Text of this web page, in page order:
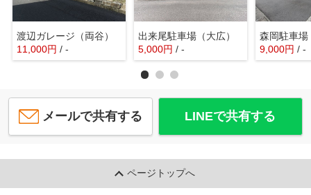
渡辺ガレージ（両谷）
11,000円 / -
出来尾駐車場（大広）
5,000円 / -
森岡駐車場
9,000円 / -
メールで共有する LINEで共有する
ページトップへ